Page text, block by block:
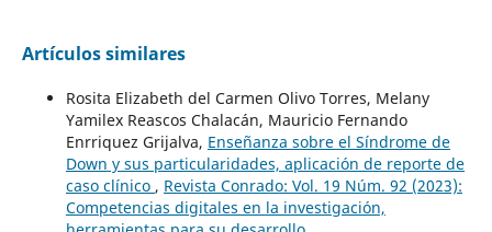
Artículos similares
Rosita Elizabeth del Carmen Olivo Torres, Melany
Yamilex Reascos Chalacán, Mauricio Fernando
Enrriquez Grijalva, Enseñanza sobre el Síndrome de
Down y sus particularidades, aplicación de reporte de
caso clínico , Revista Conrado: Vol. 19 Núm. 92 (2023):
Competencias digitales en la investigación,